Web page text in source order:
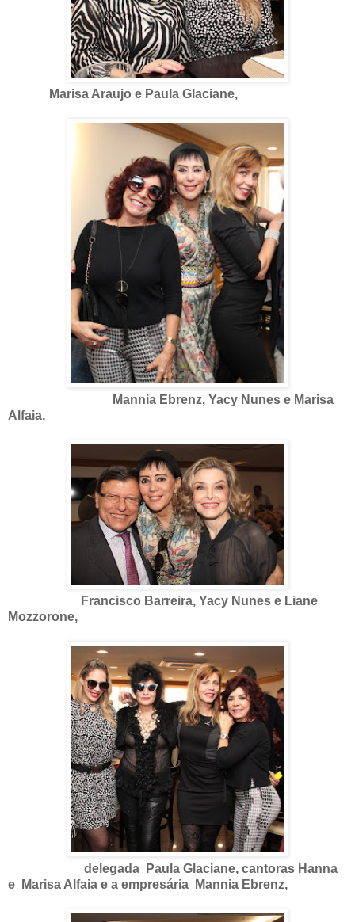
Marisa Araujo e Paula Glaciane,
Mannia Ebrenz, Yacy Nunes e Marisa
Alfaia,
Francisco Barreira, Yacy Nunes e Liane
Mozzorone,
delegada Paula Glaciane, cantoras Hanna
e Marisa Alfaia e a empresária Mannia Ebrenz,